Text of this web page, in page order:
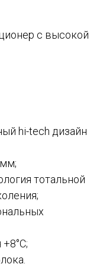
с высокой
hi-tech дизайн
тотальной